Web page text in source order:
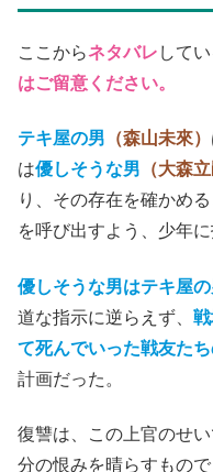
ここからネタバレ して
はご留意ください。
テキ屋の男 （森山未來）
は優しそうな男 （大森立
り、その存在を確かめ
を呼び出すよう、少年に
優しそうな男はテキ屋の
道な指示に逆らえず、
て死んでいった戦友た
計画だった。
復讐は、この上官のせ
分の恨みを晴らすもの